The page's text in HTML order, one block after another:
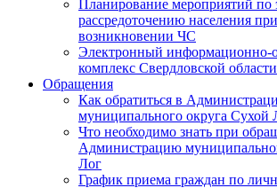
Планирование мероприятий по
рассредоточению населения
возникновении ЧС
Электронный информационно-
комплекс Свердловской области
Обращения
Как обратиться в
муниципального округа Сухой
Что необходимо знать при
Администрацию
Лог
График приема граждан по